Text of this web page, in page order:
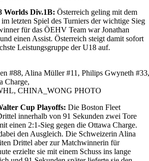
Worlds Div.1B: Österreich geling mit dem
letzten Spiel des Turniers der wichtige Sieg
für das ÖEHV Team war Jonathan
einen Assist. Österreich steigt damit sofort
Leistungsgruppe der U18 auf.
#88, Alina Müller #11, Philips Gwyneth
Charge,
CHINA_WONG PHOTO
Cup Playoffs: Die Boston Fleet
innerhalb von 91 Sekunden zwei Tore
einen 2:1-Sieg gegen die Ottawa Charge.
den Ausgleich. Die Schweizerin Alina
Drittel aber zur Matchwinnerin für
erzielte sie mit einem Schuss ins lange